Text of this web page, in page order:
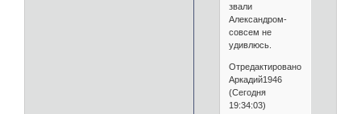
звали
Александром-
совсем не
удивлюсь.
Отредактировано
Аркадий1946
(Сегодня
19:34:03)